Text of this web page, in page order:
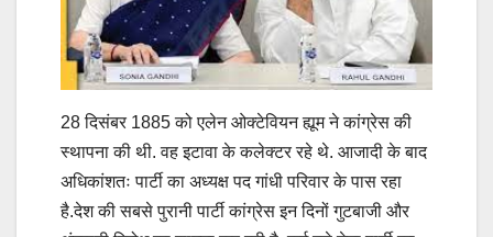
28 दिसंबर 1885 को एलेन ओक्टेवियन ह्यूम ने कांग्रेस की
स्थापना की थी. वह इटावा के कलेक्टर रहे थे. आजादी के बाद
अधिकांशतः पार्टी का अध्यक्ष पद गांधी परिवार के पास रहा
है.देश की सबसे पुरानी पार्टी कांग्रेस इन दिनों गुटबाजी और